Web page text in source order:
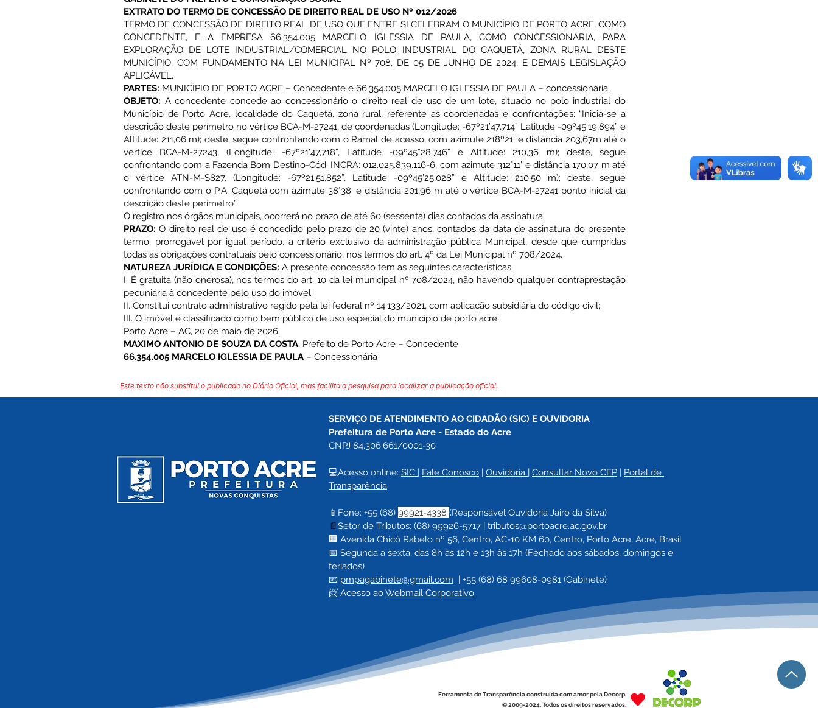
EXTRATO DO TERMO DE CONCESSÃO DE DIREITO REAL DE USO Nº 012/2026
TERMO DE CONCESSÃO DE DIREITO REAL DE USO QUE ENTRE SI CELEBRAM O MUNICÍPIO DE PORTO ACRE, COMO
CONCEDENTE, E A EMPRESA 66.354.005 MARCELO IGLESSIA DE PAULA, COMO CONCESSIONÁRIA, PARA
EXPLORAÇÃO DE LOTE INDUSTRIAL/COMERCIAL NO POLO INDUSTRIAL DO CAQUETÁ, ZONA RURAL DESTE
MUNICÍPIO, COM FUNDAMENTO NA LEI MUNICIPAL Nº 708, DE 05 DE JUNHO DE 2024, E DEMAIS LEGISLAÇÃO
APLICÁVEL.
PARTES: MUNICÍPIO DE PORTO ACRE – Concedente e 66.354.005 MARCELO IGLESSIA DE PAULA – concessionária.
OBJETO: A concedente concede ao concessionário o direito real de uso de um lote, situado no polo industrial do
Município de Porto Acre, localidade do Caquetá, zona rural, referente as coordenadas e confrontações: “Inicia-se a
descrição deste perímetro no vértice BCA-M-27241, de coordenadas (Longitude: -67º21’47,714” Latitude -09º45’19,894” e
Altitude: 211,06 m); deste, segue confrontando com o Ramal de acesso, com azimute 218º21’ e distância 203,67m até o
vértice BCA-M-27243, (Longitude: -67º21’47,718”, Latitude -09º45”28,746” e Altitude: 210,36 m); deste, segue
confrontando com a Fazenda Bom Destino-Cód. INCRA: 012.025.839.116-6, com azimute 312°11’ e distância 170,07 m até
o vértice ATN-M-S827, (Longitude: -67º21’51,852”, Latitude -09º45’25,028” e Altitude: 210,50 m); deste, segue
confrontando com o P.A. Caquetá com azimute 38°38’ e distância 201,96 m até o vértice BCA-M-27241 ponto inicial da
descrição deste perímetro”.
O registro nos órgãos municipais, ocorrerá no prazo de até 60 (sessenta) dias contados da assinatura.
PRAZO: O direito real de uso é concedido pelo prazo de 20 (vinte) anos, contados da data de assinatura do presente
termo, prorrogável por igual período, a critério exclusivo da administração pública Municipal, desde que cumpridas
todas as obrigações contratuais pelo concessionário, nos termos do art. 4º da Lei Municipal nº 708/2024.
NATUREZA JURÍDICA E CONDIÇÕES: A presente concessão tem as seguintes características:
I. É gratuita (não onerosa), nos termos do art. 10 da lei municipal nº 708/2024, não havendo qualquer contraprestação
pecuniária à concedente pelo uso do imóvel;
II. Constitui contrato administrativo regido pela lei federal nº 14.133/2021, com aplicação subsidiária do código civil;
III. O imóvel é classificado como bem público de uso especial do município de porto acre;
Porto Acre – AC, 20 de maio de 2026.
MAXIMO ANTONIO DE SOUZA DA COSTA, Prefeito de Porto Acre – Concedente
66.354.005 MARCELO IGLESSIA DE PAULA – Concessionária
Este texto não substitui o publicado no Diário Oficial, mas facilita a pesquisa para localizar a publicação oficial.
SERVIÇO DE ATENDIMENTO AO CIDADÃO (SIC) E OUVIDORIA
Prefeitura de Porto Acre - Estado do Acre
CNPJ 84.306.661/0001-30
💻Acesso online: SIC | Fale Conosco | Ouvidoria | Consultar Novo CEP | Portal de
Transparência
📱Fone: +55 (68) 99921-4338 (Responsável Ouvidoria Jairo da Silva)
📄 Setor de Tributos: (68) 99926-5717 | tributos@portoacre.ac.gov.br
🏢 Avenida Chicó Rabelo nº 56, Centro, AC-10 KM 60, Centro, Porto Acre, Acre, Brasil
📅 Segunda a sexta, das 8h às 12h e 13h às 17h (Fechado aos sábados, domingos e
feriados)
📧 pmpagabinete@gmail.com | +55 (68) 68 99608-0981 (Gabinete)
📨 Acesso ao Webmail Corporativo
Ferramenta de Transparência construída com amor pela Decorp.
© 2009-2024. Todos os direitos reservados.